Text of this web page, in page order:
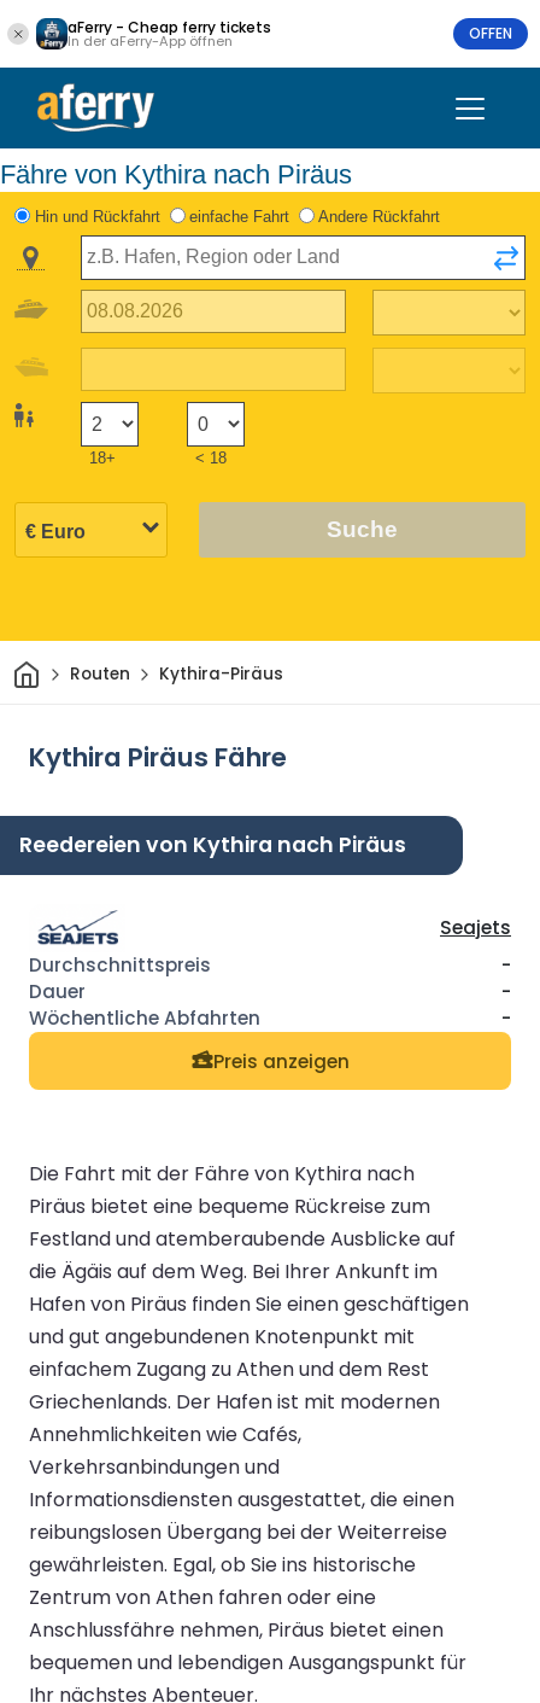
aFerry - Cheap ferry tickets
In der aFerry-App öffnen OFFEN
Fähre von Kythira nach Piräus
Hin und Rückfahrt einfache Fahrt Andere Rückfahrt
18+ < 18
Suche
HeimRouten Kythira-Piräus
Kythira Piräus Fähre
Reedereien von Kythira nach Piräus
Seajets
-
-
-
Preis anzeigen
Die Fahrt mit der Fähre von Kythira nach
Piräus bietet eine bequeme Rückreise zum
Festland und atemberaubende Ausblicke auf
die Ägäis auf dem Weg. Bei Ihrer Ankunft im
Hafen von Piräus finden Sie einen geschäftigen
und gut angebundenen Knotenpunkt mit
einfachem Zugang zu Athen und dem Rest
Griechenlands. Der Hafen ist mit modernen
Annehmlichkeiten wie Cafés,
Verkehrsanbindungen und
Informationsdiensten ausgestattet, die einen
reibungslosen Übergang bei der Weiterreise
gewährleisten. Egal, ob Sie ins historische
Zentrum von Athen fahren oder eine
Anschlussfähre nehmen, Piräus bietet einen
bequemen und lebendigen Ausgangspunkt für
Ihr nächstes Abenteuer.